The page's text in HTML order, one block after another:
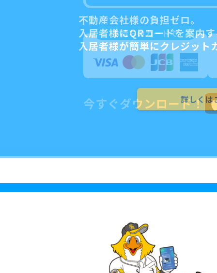
お持ちのカードで
今すぐダウンロード！
不動産会社様の負担ゼロ。
入居者様にQRコードを案内
入居者様が簡単にクレジット
詳しくは